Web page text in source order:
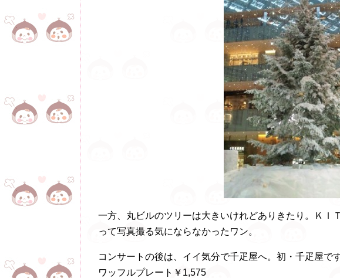
一方、丸ビルのツリーは大きいけれどありきたり。ＫＩ
って写真撮る気にならなかったワン。
コンサートの後は、イイ気分で千疋屋へ。初・千疋屋で
ワッフルプレート￥1,575